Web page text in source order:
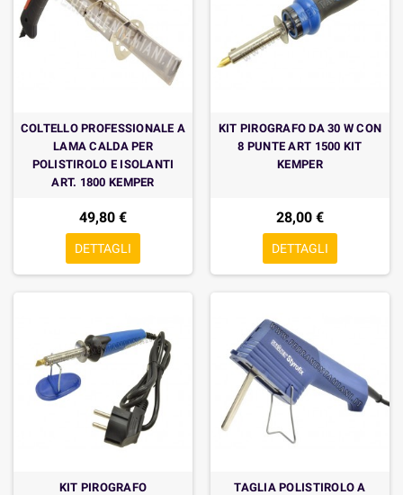
COLTELLO PROFESSIONALE A
LAMA CALDA PER
POLISTIROLO E ISOLANTI
ART. 1800 KEMPER
49,80 €
DETTAGLI
KIT PIROGRAFO DA 30 W CON
8 PUNTE ART 1500 KIT
KEMPER
28,00 €
DETTAGLI
KIT PIROGRAFO
TAGLIA POLISTIROLO A